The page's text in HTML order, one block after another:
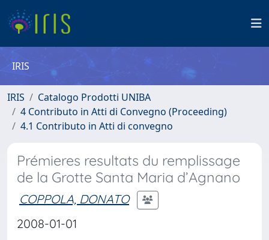
IRIS
IRIS
Catalogo Prodotti UNIBA
4 Contributo in Atti di Convegno (Proceeding)
4.1 Contributo in Atti di convegno
Prémieres resultats du remplissage
de la Grotte Santa Maria d’Agnano
COPPOLA, DONATO
2008-01-01